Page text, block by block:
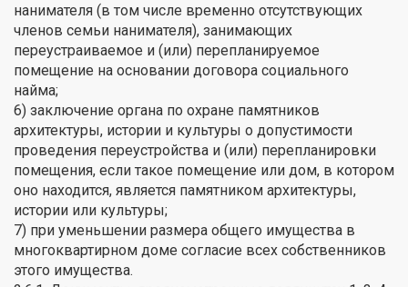
нанимателя (в том числе временно отсутствующих
членов семьи нанимателя), занимающих
переустраиваемое и (или) перепланируемое
помещение на основании договора социального
найма;
6) заключение органа по охране памятников
архитектуры, истории и культуры о допустимости
проведения переустройства и (или) перепланировки
помещения, если такое помещение или дом, в котором
оно находится, является памятником архитектуры,
истории или культуры;
7) при уменьшении размера общего имущества в
многоквартирном доме согласие всех собственников
этого имущества.